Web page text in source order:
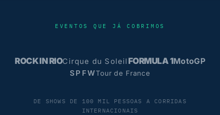
EVENTOS QUE JÁ COBRIMOS
ROCK IN RIOCirque du Soleil FORMULA 1MotoGP
SPFWTour de France
DE SHOWS DE 100 MIL PESSOAS A CORRIDAS
INTERNACIONAIS